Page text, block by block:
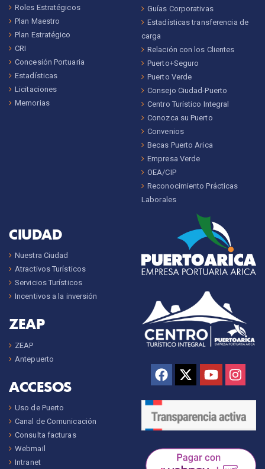
Roles Estratégicos
Plan Maestro
Plan Estratégico
CRI
Concesión Portuaria
Estadísticas
Licitaciones
Memorias
Guías Corporativas
Estadísticas transferencia de
carga
Relación con los Clientes
Puerto+Seguro
Puerto Verde
Consejo Ciudad-Puerto
Centro Turístico Integral
Conozca su Puerto
Convenios
Becas Puerto Arica
Empresa Verde
OEA/CIP
Reconocimiento Prácticas
Laborales
CIUDAD
Nuestra Ciudad
Atractivos Turísticos
Servicios Turísticos
Incentivos a la inversión
ZEAP
ZEAP
Antepuerto
ACCESOS
Uso de Puerto
Canal de Comunicación
Consulta facturas
Webmail
Intranet